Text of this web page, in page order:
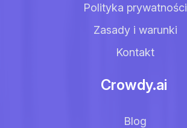
Polityka prywatności
Zasady i warunki
Kontakt
Crowdy.ai
Blog